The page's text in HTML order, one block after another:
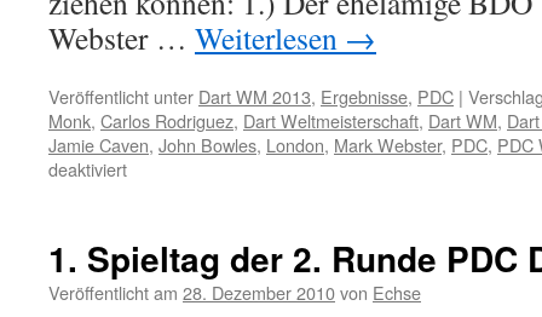
Webster … Weiterlesen →
Veröffentlicht unter Dart WM 2013, Ergebnisse, PDC |
Monk, Carlos Rodriguez, Dart Weltmeisterschaft, Dart WM,
Jamie Caven, John Bowles, London, Mark Webster, PDC, PDC
deaktiviertfür
Ergebnisse
4.
1. Spieltag der 2. Runde PDC
Veröffentlicht am 28. Dezember 2010von Echse